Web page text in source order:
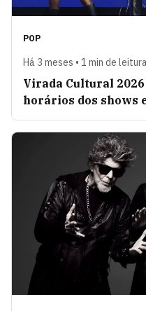
POP
Há 3 meses • 1 min de leitura
Virada Cultural 2026
horários dos shows